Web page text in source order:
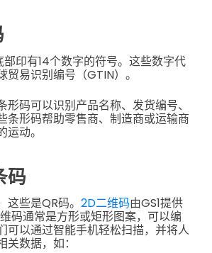
部印有14个数字的符号。这些数字代
贸易识别编号（GTIN）。
形码可以识别产品名称、发货编号、
条形码帮助零售商、制造商或运输商
动。
码
些是QR码。 2D二维码由GS1提供
码通常是方形或矩形图案，可以编
可以通过智能手机轻松扫描，并将人
数据，如：